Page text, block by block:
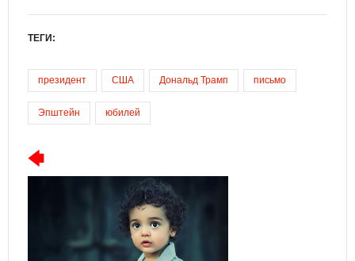
ТЕГИ:
президент США Дональд Трамп письмо
Эпштейн юбилей